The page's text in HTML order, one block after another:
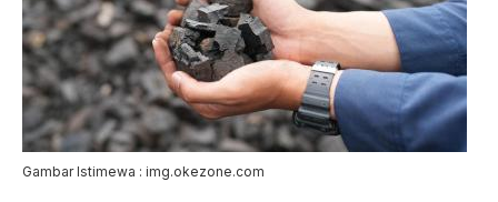
Gambar Istimewa : img.okezone.com